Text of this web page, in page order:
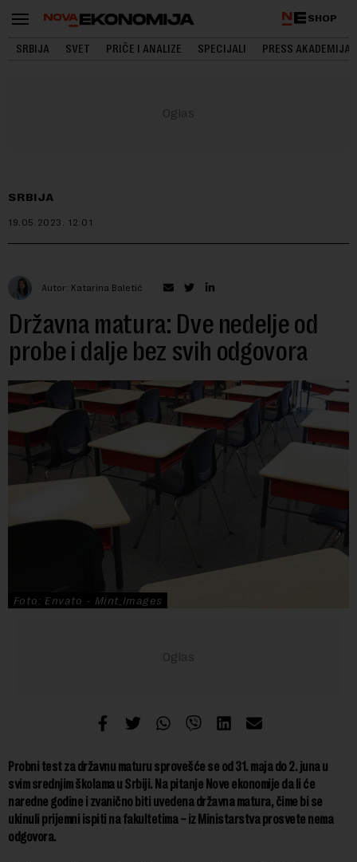
SHOP
SRBIJA SVET PRIČE I ANALIZE SPECIJALI PRESS AKADEMIJA
SRBIJA
19.05.2023. 12:01
Autor: Katarina Baletić
Državna matura: Dve nedelje od
probe i dalje bez svih odgovora
Foto: Envato - Mint_Images
Probni test za državnu maturu sprovešće se od 31. maja do 2. juna u
svim srednjim školama u Srbiji. Na pitanje Nove ekonomije da li će
naredne godine i zvanično biti uvedena državna matura, čime bi se
ukinuli prijemni ispiti na fakultetima – iz Ministarstva prosvete nema
odgovora.